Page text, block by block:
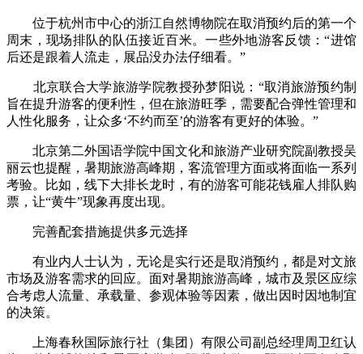
位于杭州市中心的浙江自然博物院在取消预约后的第一个
周末，现场排队的队伍接近百米。一些外地游客反馈：“进馆
后还是跟着人流走，展品没办法仔细看。”
北京联合大学旅游学院教授孙梦阳说：“取消旅游预约制
旨在提升游客的便利性，但在旅游旺季，需要配合弹性管理和
人性化服务，让众多‘不约而至’的游客有更好的体验。”
北京第二外国语学院中国文化和旅游产业研究院副教授吴
丽云也提醒，暑期旅游高峰期，客流管理方面或将面临一系列
考验。比如，线下大排长龙时，有的游客可能花钱雇人排队购
票，让“黄牛”现象再度出现。
完善配套措施提供多元选择
有业内人士认为，无论是实行还是取消预约，都是对文旅
市场及游客需求的回应。面对暑期旅游高峰，城市及景区应综
合考虑人流量、承载量、参观体验等因素，做出因时因地制宜
的决策。
上海春秋国际旅行社（集团）有限公司副总经理周卫红认